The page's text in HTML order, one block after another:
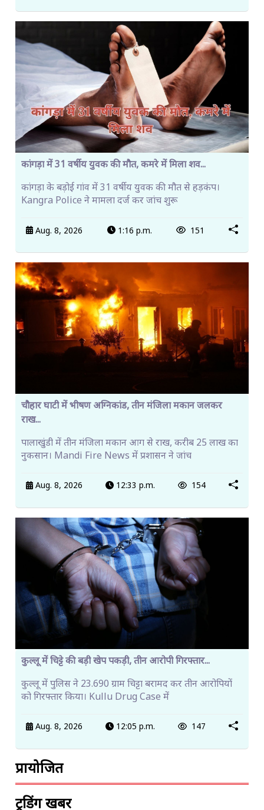
कांगड़ा में 31 वर्षीय युवक की मौत, कमरे में मिला शव...
कांगड़ा के बड़ोई गांव में 31 वर्षीय युवक की मौत से हड़कंप।
Kangra Police ने मामला दर्ज कर जांच शुरू
Aug. 8, 2026 1:16 p.m. 151
चौहार घाटी में भीषण अग्निकांड, तीन मंजिला मकान जलकर
राख...
पालाखुंडी में तीन मंजिला मकान आग से राख, करीब 25 लाख का
नुकसान। Mandi Fire News में प्रशासन ने जांच
Aug. 8, 2026 12:33 p.m. 154
कुल्लू में चिट्टे की बड़ी खेप पकड़ी, तीन आरोपी गिरफ्तार...
कुल्लू में पुलिस ने 23.690 ग्राम चिट्टा बरामद कर तीन आरोपियों
को गिरफ्तार किया। Kullu Drug Case में
Aug. 8, 2026 12:05 p.m. 147
प्रायोजित
ट्रेंडिंग खबरें